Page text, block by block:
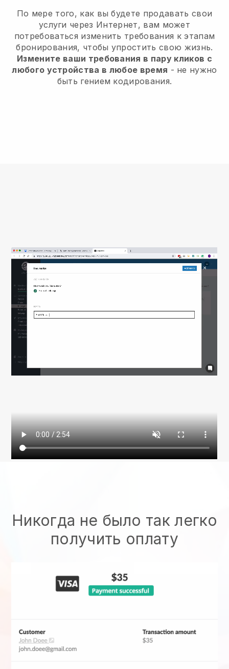
По мере того, как вы будете продавать свои
услуги через Интернет, вам может
потребоваться изменить требования к этапам
бронирования, чтобы упростить свою жизнь.
Измените ваши требования в пару кликов с
любого устройства в любое время - не нужно
быть гением кодирования.
Никогда не было так легко
получить оплату